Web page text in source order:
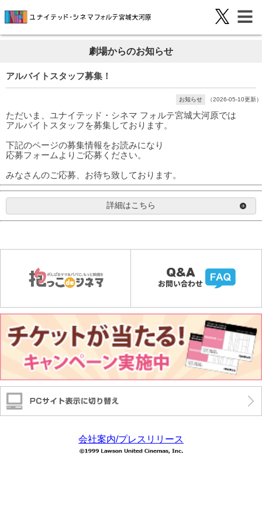
劇場からのお知らせ
アルバイトスタッフ募集！
お知らせ （2026-05-10更新）
ただいま、ユナイテッド・シネマ フォルテ宮城大河原では
アルバイトスタッフを募集しております。
下記のページの募集情報をお読みになり
応募フォームよりご応募ください。
みなさんのご応募、お待ち致しております。
詳細はこちら
会社案内/プレスリリース